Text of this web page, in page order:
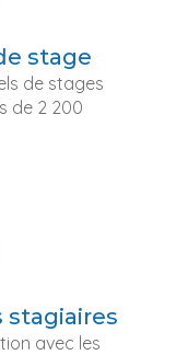
stage
de stages
de 2 200
stagiaires
avec les